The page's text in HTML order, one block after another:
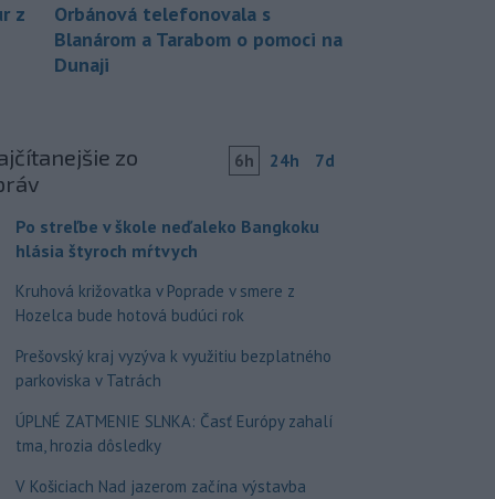
z
Orbánová telefonovala s
Blanárom a Tarabom o pomoci na
Dunaji
zo
6h 24h 7d
Po streľbe v škole neďaleko Bangkoku
hlásia štyroch mŕtvych
Kruhová križovatka v Poprade v smere z
Hozelca bude hotová budúci rok
Prešovský kraj vyzýva k využitiu bezplatného
parkoviska v Tatrách
ÚPLNÉ ZATMENIE SLNKA: Časť Európy zahalí
tma, hrozia dôsledky
V Košiciach Nad jazerom začína výstavba